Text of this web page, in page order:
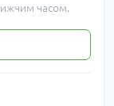
часом.